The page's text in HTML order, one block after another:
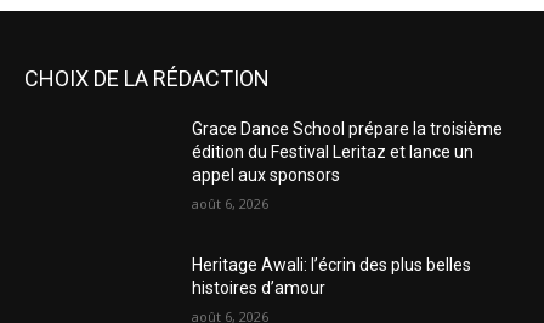
CHOIX DE LA RÉDACTION
Grace Dance School prépare la troisième
édition du Festival Leritaz et lance un
appel aux sponsors
août 6, 2026
Heritage Awali: l’écrin des plus belles
histoires d’amour
août 6, 2026